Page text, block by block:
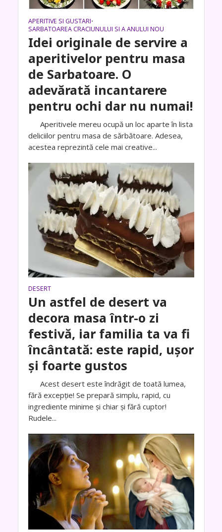
APERITIVE SI GUSTARI•
SARBATOAREA CRACIUNULUI SI A ANULUI NOU
Idei originale de servire a
aperitivelor pentru masa
de Sarbatoare. O
adevărată incantarere
pentru ochi dar nu numai!
Aperitivele mereu ocupă un loc aparte în lista
deliciilor pentru masa de sărbătoare. Adesea,
acestea reprezintă cele mai creative...
DESERT
Un astfel de desert va
decora masa într-o zi
festivă, iar familia ta va fi
încântată: este rapid, ușor
și foarte gustos
Acest desert este îndrăgit de toată lumea,
fără excepție! Se prepară simplu, rapid, cu
ingrediente minime și chiar și fără cuptor!
Rudele...